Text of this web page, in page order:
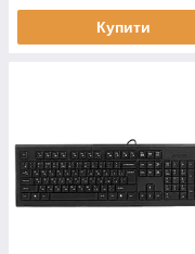
Купити